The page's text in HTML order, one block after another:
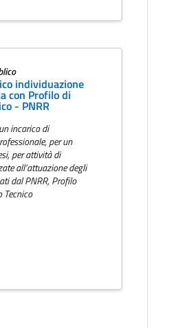
individuazione
con Profilo di
- PNRR
incarico di
per un
per attività di
all’attuazione degli
dal PNRR, Profilo
Tecnico